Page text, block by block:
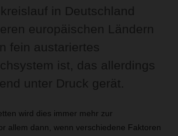
in Deutschland
europäischen Ländern
fein austariertes
ist, das allerdings
unter Druck gerät.
wird dies immer mehr zur
allem dann, wenn verschiedene Faktoren